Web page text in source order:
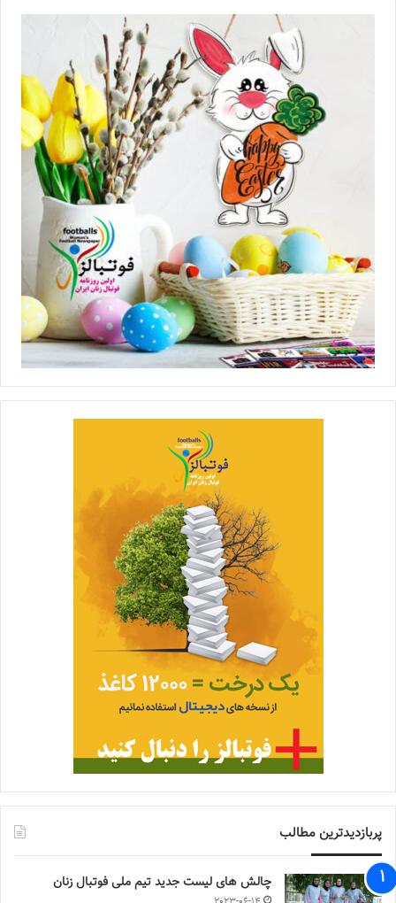
پربازدیدترین مطالب
چالش هاى ليست جدید تيم ملى فوتبال زنان